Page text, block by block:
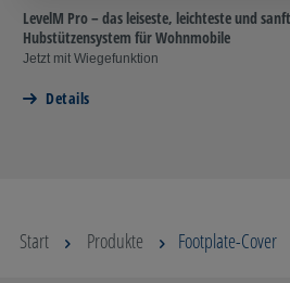
LevelM Pro – das leiseste, leichteste und
Hubstützensystem für Wohnmobile
Jetzt mit Wiegefunktion
Details
Start Produkte Footplate-Cover